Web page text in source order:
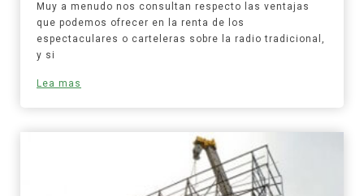
Muy a menudo nos consultan respecto las ventajas
que podemos ofrecer en la renta de los
espectaculares o carteleras sobre la radio tradicional,
y si
Lea mas